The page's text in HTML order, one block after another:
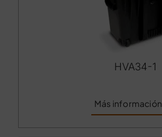
HVA34-1
Más información